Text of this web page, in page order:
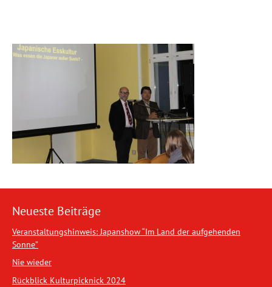
Neueste Beiträge
Veranstaltungshinweis: Japanshow “Im Land der aufgehenden
Sonne”
Nie wieder
Rückblick Kulturpicknick 2024